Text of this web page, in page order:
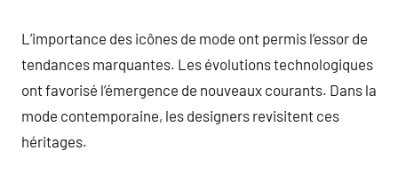
L’importance des icônes de mode ont permis l’essor de
tendances marquantes. Les évolutions technologiques
ont favorisé l’émergence de nouveaux courants. Dans la
mode contemporaine, les designers revisitent ces
héritages.